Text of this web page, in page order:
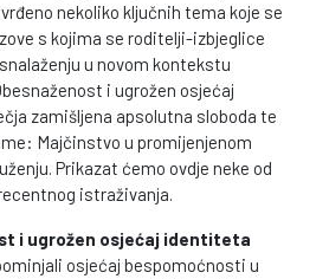
nekoliko ključnih tema koje se
s kojima se roditelji-izbjeglice
u novom kontekstu
i ugrožen osjećaj
zamišljena apsolutna sloboda te
Majčinstvo u promijenjenom
Prikazat ćemo ovdje neke od
istraživanja.
i ugrožen osjećaj identiteta
osjećaj bespomoćnosti u